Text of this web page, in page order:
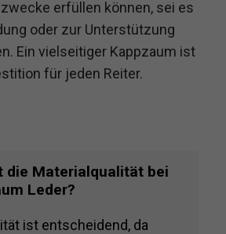
erfüllen können, sei es
oder zur Unterstützung
Ein vielseitiger Kappzaum ist
für jeden Reiter.
die Materialqualität bei
Leder?
ist entscheidend, da